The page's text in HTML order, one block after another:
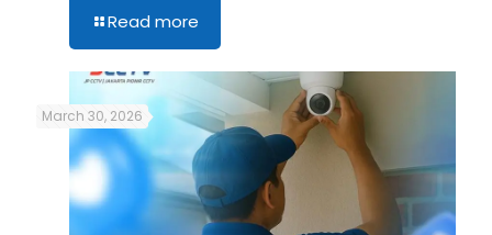
Read more
March 30, 2026